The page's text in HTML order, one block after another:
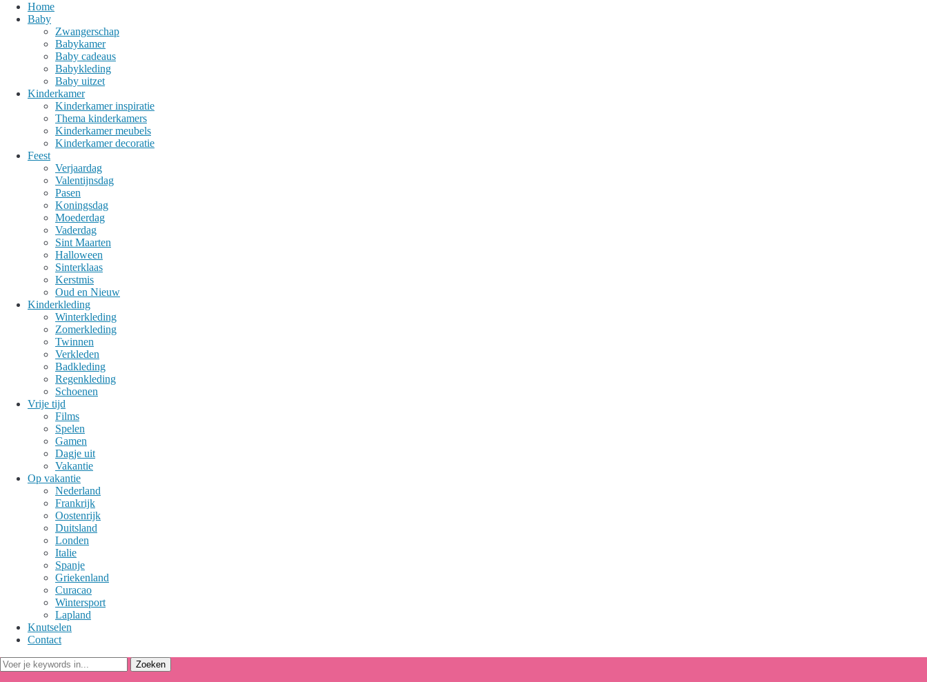
Home
Baby
Zwangerschap
Babykamer
Baby cadeaus
Babykleding
Baby uitzet
Kinderkamer
Kinderkamer inspiratie
Thema kinderkamers
Kinderkamer meubels
Kinderkamer decoratie
Feest
Verjaardag
Valentijnsdag
Pasen
Koningsdag
Moederdag
Vaderdag
Sint Maarten
Halloween
Sinterklaas
Kerstmis
Oud en Nieuw
Kinderkleding
Winterkleding
Zomerkleding
Twinnen
Verkleden
Badkleding
Regenkleding
Schoenen
Vrije tijd
Films
Spelen
Gamen
Dagje uit
Vakantie
Op vakantie
Nederland
Frankrijk
Oostenrijk
Duitsland
Londen
Italie
Spanje
Griekenland
Curacao
Wintersport
Lapland
Knutselen
Contact